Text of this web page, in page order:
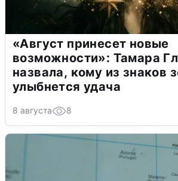
«Август принесет новые
возможности»: Тамара
назвала, кому из знаков
улыбнется удача
8 августа 8